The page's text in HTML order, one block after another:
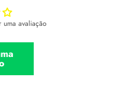
avaliação